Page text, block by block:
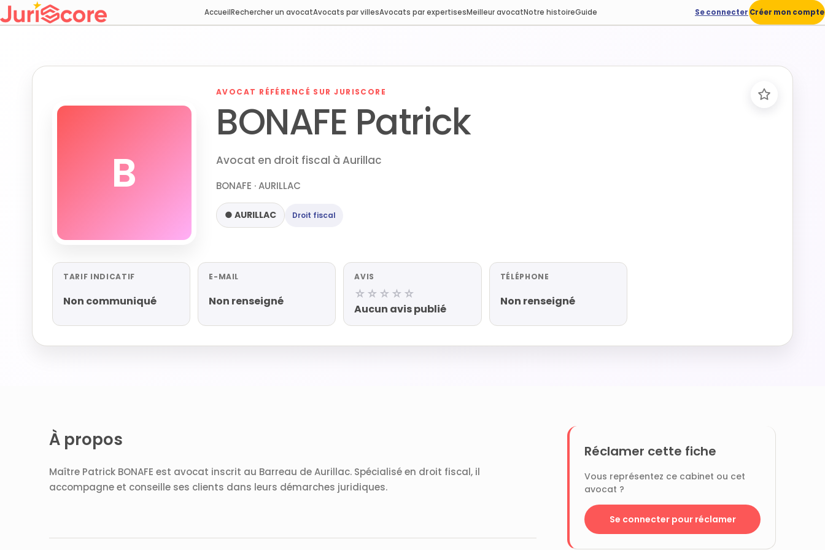
AccueilRechercher un avocatAvocats par villesAvocats par expertisesMeilleur avocatNotre histoireGuide Se connecter Créer mon compte
B
AVOCAT RÉFÉRENCÉ SUR JURISCORE
BONAFE Patrick
Avocat en droit fiscal à Aurillac
BONAFE · AURILLAC
● AURILLAC Droit fiscal
TARIF INDICATIF
Non communiqué
E-MAIL
Non renseigné
AVIS
☆☆☆☆☆
Aucun avis publié
TÉLÉPHONE
Non renseigné
À propos
Maître Patrick BONAFE est avocat inscrit au Barreau de Aurillac. Spécialisé en droit fiscal, il
accompagne et conseille ses clients dans leurs démarches juridiques.
Réclamer cette fiche
Vous représentez ce cabinet ou cet
avocat ?
Se connecter pour réclamer